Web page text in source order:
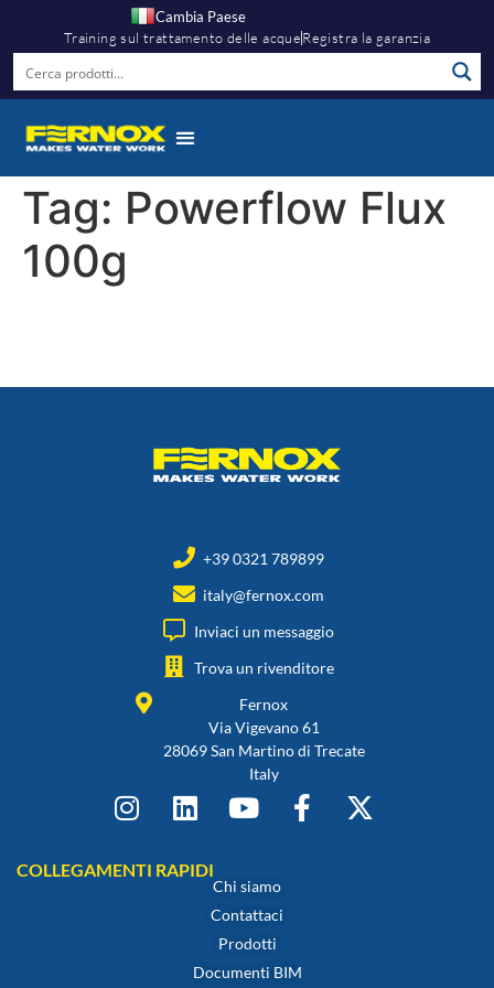
Cambia Paese
Training sul trattamento delle acqueRegistra la garanzia
Tag: Powerflow Flux
100g
+39 0321 789899
italy@fernox.com
Inviaci un messaggio
Trova un rivenditore
Fernox
Via Vigevano 61
28069 San Martino di Trecate
Italy
COLLEGAMENTI RAPIDI
Chi siamo
Contattaci
Prodotti
Documenti BIM